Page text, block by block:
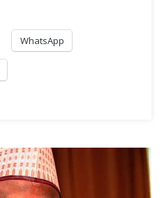
WhatsApp